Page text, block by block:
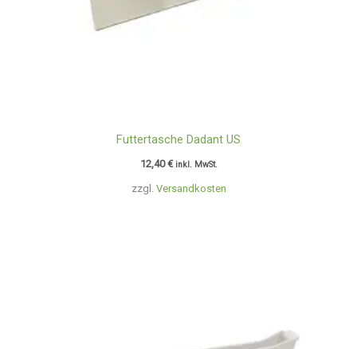
zzgl. Versandkosten
Futtertasche Dadant US
12,40€ inkl. MwSt.